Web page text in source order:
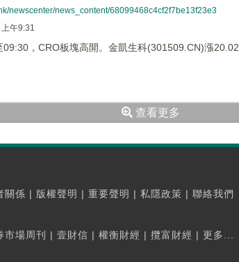
newscenter/news_content/68099468c4cf2f7be13f23e3
午9:31
09:30，CRO板塊高開。金凱生科(301509.CN)漲
查看更多
關係 | 版權聲明 | 重要聲明 | 私隱政策 | 聯絡我們
市場周刊 | 壹財信 | 權衡財經 | 攬富財經 | 更多...